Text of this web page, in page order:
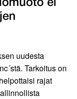
ei
uudesta
Tarkoitus on
rajat